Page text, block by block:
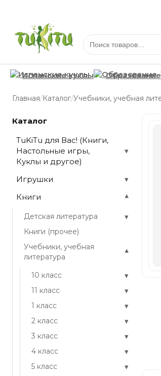
Испанские куклы Образование
Главная/Каталог/Учебники, учебная
Каталог
TuKiTu для Вас! (Книги,
Настольные игры,
Куклы и другое)
▾
Игрушки
▾
Книги
▾
Детская литература ▾
Книги (прочее)
Учебники, учебная
литература
▾
10 класс ▾
11 класс ▾
1 класс ▾
2 класс ▾
3 класс ▾
4 класс ▾
5 класс ▾